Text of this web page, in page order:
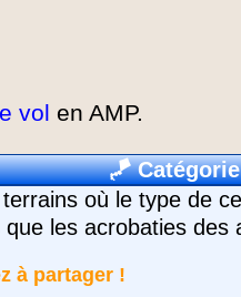
vol en AMP.
🪁
où le type de
les acrobaties
à partager !